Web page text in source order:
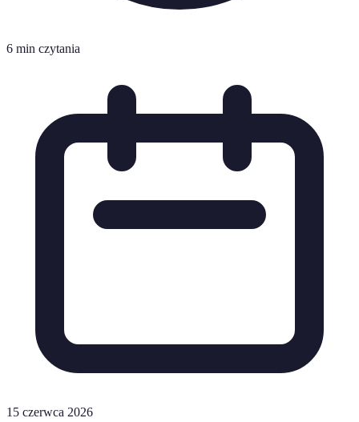
6 min czytania
15 czerwca 2026